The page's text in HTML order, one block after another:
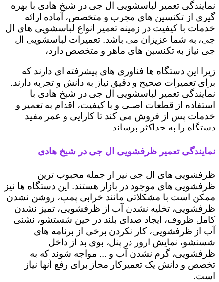
نمایندگی تعمیر لباسشویی ال جی در شیخ هادی با بهره
گیری از تکنسین های مجرب و متخصص، آماده ارائه
خدمات با کیفیت در زمینه تعمیر انواع لباسشویی های ال
جی، به شما عزیزان می باشد. تعمیرات لباسشویی ال
جی نیاز به تکنسین های ماهر و متخصص دارد،
زیرا این دستگاه ها فناوری های پیشرفته ای دارند که
برای تعمیرات صحیح و دقیق نیاز به دانش و تجربه دارند.
نمایندگی تعمیر لباسشویی ال جی در شیخ هادی با
استفاده از قطعات اصلی و با کیفیت، اقدام به تعمیر و
خدمات پس از فروش می کند تا کارایی و عمر مفید
دستگاه را به حداکثر برساند.
نمایندگی تعمیر ظرفشویی ال جی در شیخ هادی
ظرفشویی های ال جی نیز از جمله محبوب ترین
ظرفشویی های موجود در بازار هستند. این دستگاه ها نیز
ممکن است با مشکلاتی مانند خرابی پمپ، روشن نشدن
ظرفشویی، تخلیه نشدن آب از ظرفشویی، تمیز نشدن
کامل ظروف، ایجاد صدای بلند در حین شستشو، نشتی
آب از ظرفشویی، کار نکردن برخی از برنامه های
شستشو، نمایش ارور در پنل، بوی بد از داخل
ظرفشویی، گرم نشدن آب و ... مواجه شوند که به
تخصص و دانش یک تعمیرکار مجاز برای رفع آنها نیاز
است.